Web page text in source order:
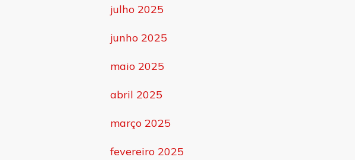
julho 2025
junho 2025
maio 2025
abril 2025
março 2025
fevereiro 2025